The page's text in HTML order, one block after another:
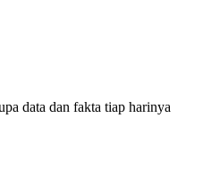
data dan fakta tiap harinya